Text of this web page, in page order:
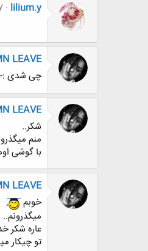
lilium.y
LEAVE
چی شدی
LEAVE
شکر..
منم
با گوشی
LEAVE
خوبم
میگذرونم..
عاره شکر
تو چیکار